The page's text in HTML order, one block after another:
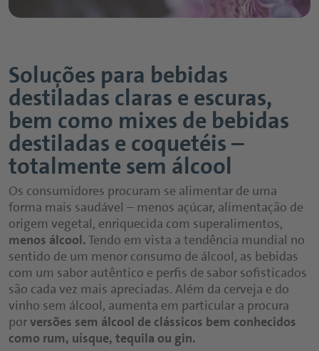
Soluções para bebidas
destiladas claras e escuras,
bem como mixes de bebidas
destiladas e coquetéis –
totalmente sem álcool
Os consumidores procuram se alimentar de uma
forma mais saudável – menos açúcar, alimentação de
origem vegetal, enriquecida com superalimentos,
menos álcool.Tendo em vista a tendência mundial no
sentido de um menor consumo de álcool, as bebidas
com um sabor autêntico e perfis de sabor sofisticados
são cada vez mais apreciadas. Além da cerveja e do
vinho sem álcool, aumenta em particular a procura
porversões sem álcool de clássicos bem conhecidos
como rum, uísque, tequila ou gin.